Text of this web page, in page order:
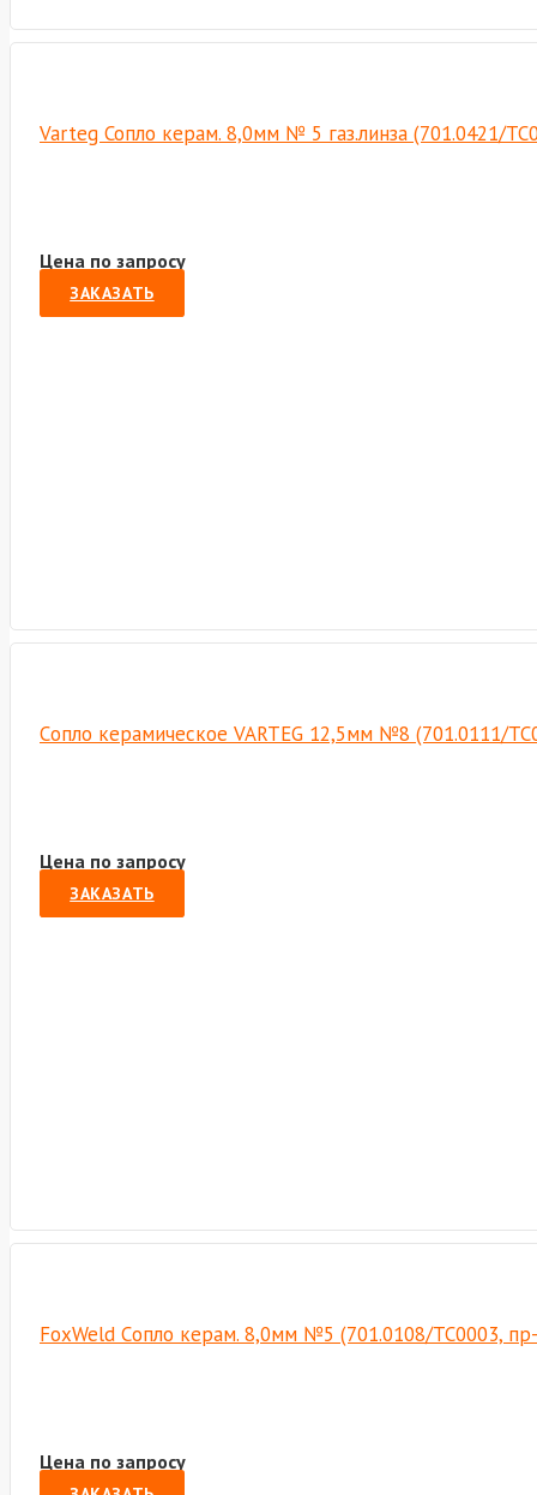
Varteg Сопло керам. 8,0мм № 5 газ.линза (701.0421/
Цена по запросу
ЗАКАЗАТЬ
Cопло керамическое VARTEG 12,5мм №8 (701.0111/
Цена по запросу
ЗАКАЗАТЬ
FoxWeld Cопло керам. 8,0мм №5 (701.0108/TC0003,
Цена по запросу